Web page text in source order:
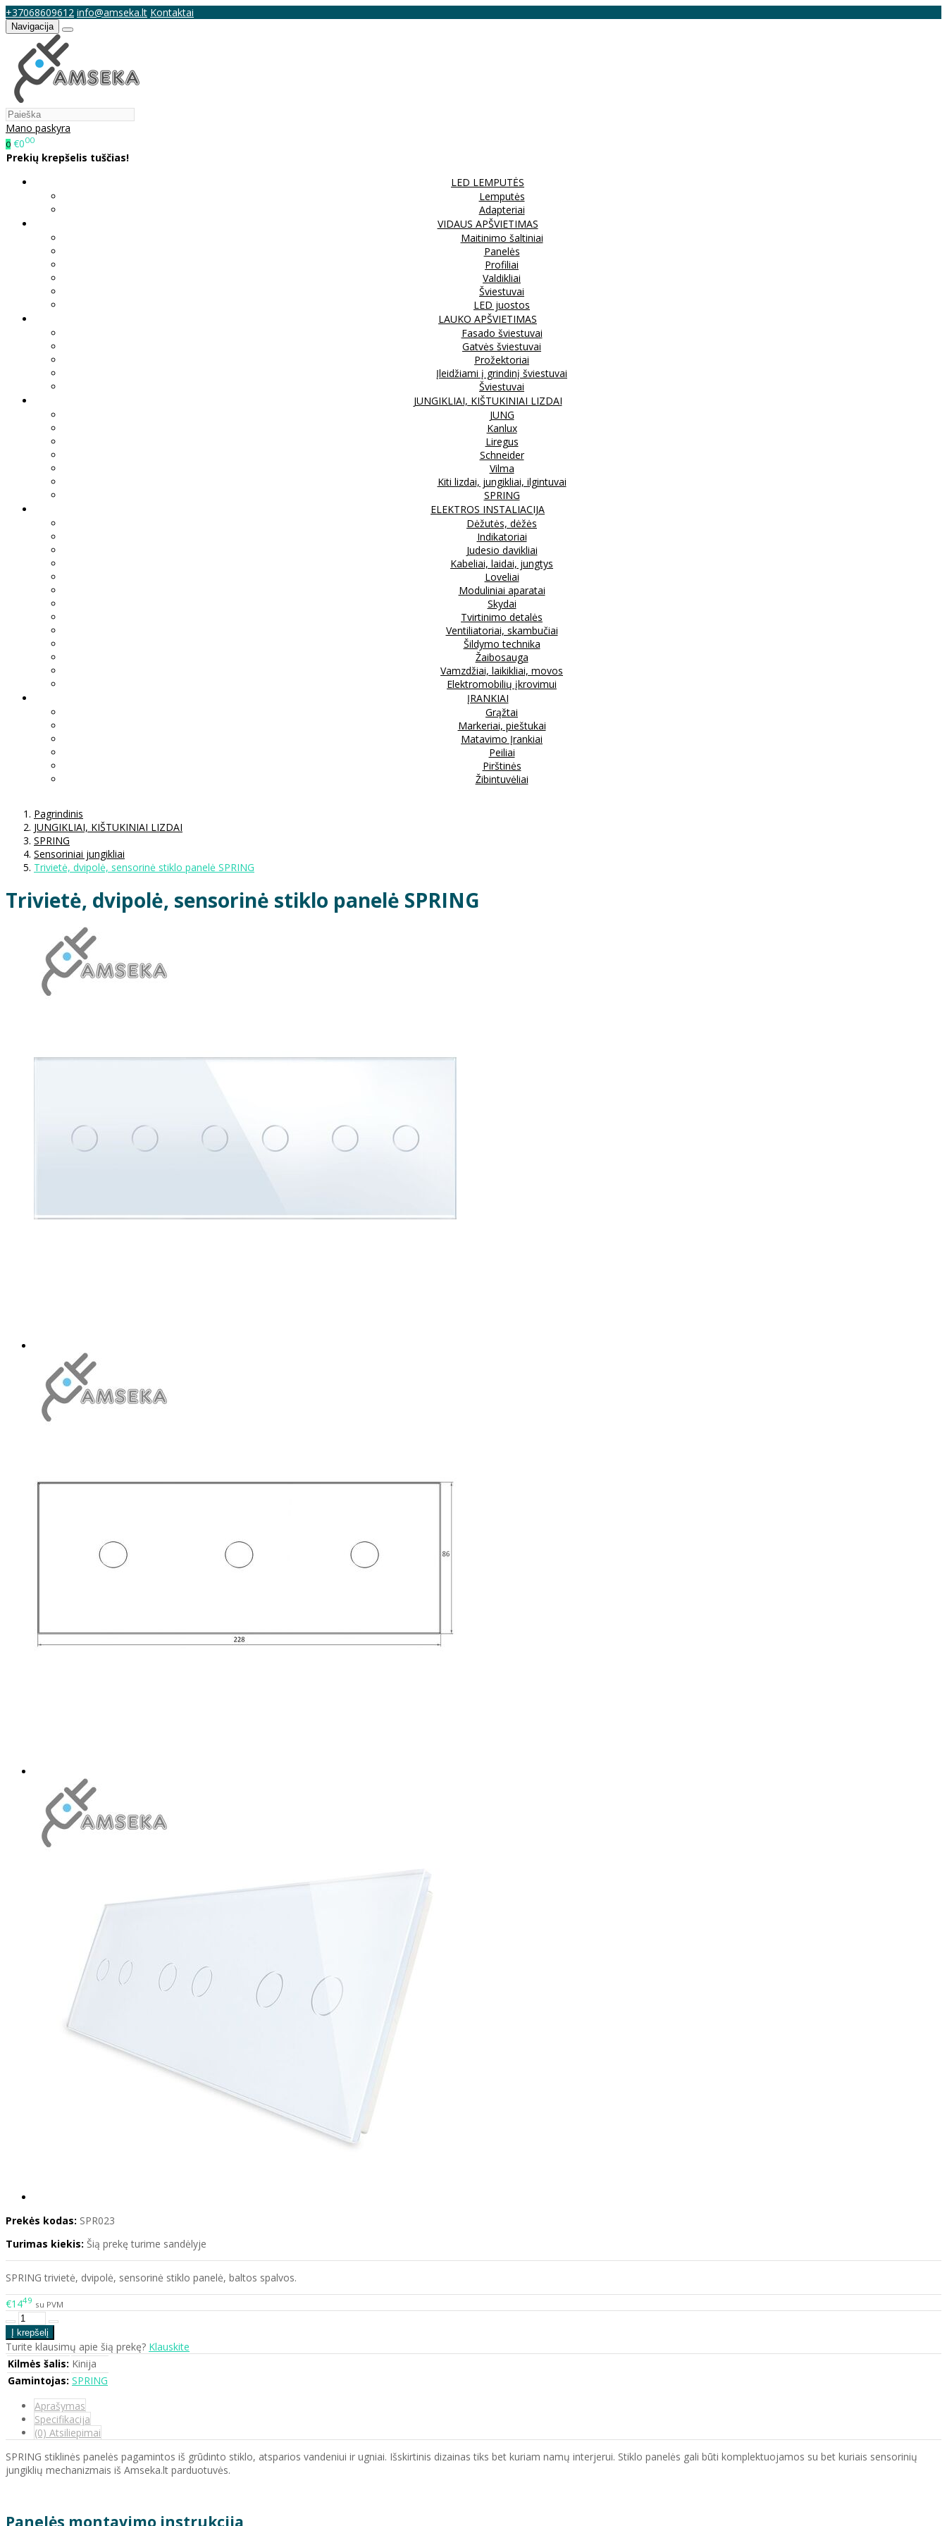
+37068609612 info@amseka.lt Kontaktai
Navigacija
Mano paskyra
0 €000
Prekių krepšelis tuščias!
LED LEMPUTĖS
Lemputės
Adapteriai
VIDAUS APŠVIETIMAS
Maitinimo šaltiniai
Panelės
Profiliai
Valdikliai
Šviestuvai
LED juostos
LAUKO APŠVIETIMAS
Fasado šviestuvai
Gatvės šviestuvai
Prožektoriai
Įleidžiami į grindinį šviestuvai
Šviestuvai
JUNGIKLIAI, KIŠTUKINIAI LIZDAI
JUNG
Kanlux
Liregus
Schneider
Vilma
Kiti lizdai, jungikliai, ilgintuvai
SPRING
ELEKTROS INSTALIACIJA
Dėžutės, dėžės
Indikatoriai
Judesio davikliai
Kabeliai, laidai, jungtys
Loveliai
Moduliniai aparatai
Skydai
Tvirtinimo detalės
Ventiliatoriai, skambučiai
Šildymo technika
Žaibosauga
Vamzdžiai, laikikliai, movos
Elektromobilių įkrovimui
ĮRANKIAI
Grąžtai
Markeriai, pieštukai
Matavimo Įrankiai
Peiliai
Pirštinės
Žibintuvėliai
Pagrindinis
JUNGIKLIAI, KIŠTUKINIAI LIZDAI
SPRING
Sensoriniai jungikliai
Trivietė, dvipolė, sensorinė stiklo panelė SPRING
Trivietė, dvipolė, sensorinė stiklo panelė SPRING
Prekės kodas: SPR023
Turimas kiekis: Šią prekę turime sandėlyje
SPRING trivietė, dvipolė, sensorinė stiklo panelė, baltos spalvos.
€1449 su PVM
Turite klausimų apie šią prekę? Klauskite
Kilmės šalis: Kinija
Gamintojas: SPRING
Aprašymas
Specifikacija
(0) Atsiliepimai
SPRING stiklinės panelės pagamintos iš grūdinto stiklo, atsparios vandeniui ir ugniai. Išskirtinis dizainas tiks bet kuriam namų interjerui. Stiklo panelės gali būti komplektuojamos su bet kuriais sensorinių
jungiklių mechanizmais iš Amseka.lt parduotuvės.
Panelės montavimo instrukcija